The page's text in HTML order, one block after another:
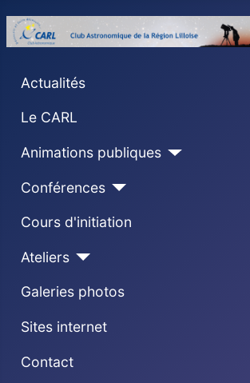
Actualités
Le CARL
Animations publiques
Conférences
Cours d'initiation
Ateliers
Galeries photos
Sites internet
Contact